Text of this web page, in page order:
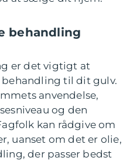
behandling
er det vigtigt at
til dit gulv.
anvendelse,
og den
kan rådgive om
uanset om det er olie,
der passer bedst